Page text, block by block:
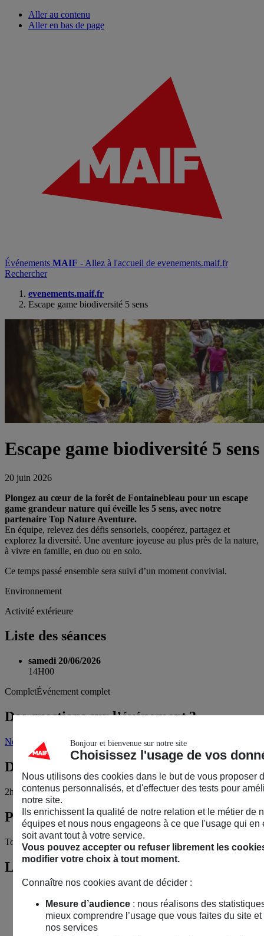
Aller au contenu
Aller en bas de page
Événements MAIF - Allez à l'accueil de evenements.maif.fr
Rechercher
evenements.maif.fr
Escape game biodiversité 5 sens
Escape game biodiversité 5 sens
20 juin 2026
Plongez au cœur de la forêt de Fontainebleau pour un escape
game grandeur nature qui éveille les 5 sens, avec notre
partenaire Top Nature Aventure.
En équipe, relevez des défis sensoriels, coopérez, partagez et
explorez la diversité. Une aventure joyeuse au plus près de la nature,
à vivre en famille, en duo ou en solo.
Ce temps passé ensemble sera suivi d’un moment convivial.
Environnement
Activité extérieure
Liste des séances
samedi 20/06/2026
14H00
CompletÉvénement complet
Des questions sur l’événement ?
Nous écrire
Durée
2h
Publics
Tout public.
Localisation
Bonjour et bienvenue sur notre site
Choisissez l'usage de vos
Nous utilisons des cookies dans le but de vous proposer
contenus personnalisés, et d'effectuer des tests pour
notre site.
Ils enrichissent la qualité de notre relation et le métier de
équipes et nous nous engageons à ce que l'usage qui en
soit avant tout à votre service.
Vous pouvez accepter ou refuser librement les
modifier votre choix à tout moment.
Connaître nos cookies avant de décider :
Mesure d’audience: nous réalisons des
mieux comprendre l’usage que vous faites du site et
nos services